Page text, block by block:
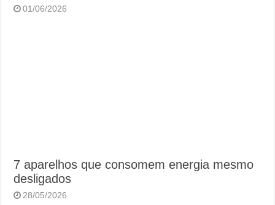
01/06/2026
7 aparelhos que consomem energia mesmo
desligados
28/05/2026